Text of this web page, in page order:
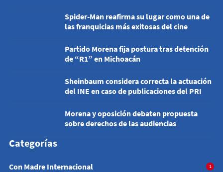
Spider-Man reafirma su lugar como una de
las franquicias más exitosas del cine
Partido Morena fija postura tras detención
de “R1” en Michoacán
Sheinbaum considera correcta la actuación
del INE en caso de publicaciones del PRI
Morena y oposición debaten propuesta
sobre derechos de las audiencias
Categorías
Con Madre Internacional 1